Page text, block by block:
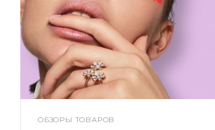
ОБЗОРЫ ТОВАРОВ